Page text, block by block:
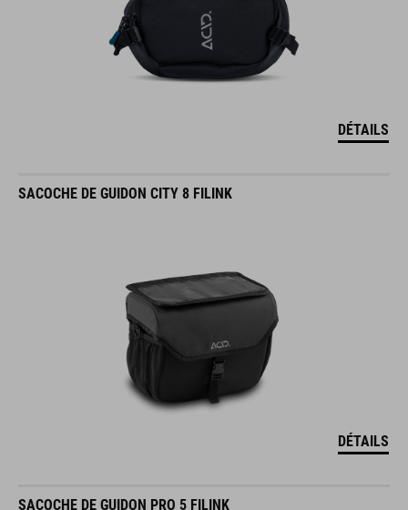
DÉTAILS
SACOCHE DE GUIDON CITY 8 FILINK
DÉTAILS
SACOCHE DE GUIDON PRO 5 FILINK